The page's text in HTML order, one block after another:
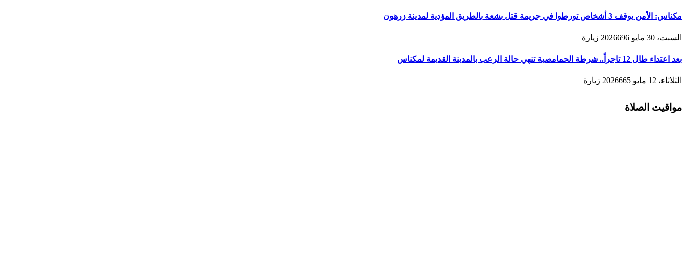
مكناس: الأمن يوقف 3 أشخاص تورطوا في جريمة قتل بشعة بالطريق المؤدية لمدينة زرهون
السبت، 30 مايو 2026 696 زيارة
بعد اعتداء طال 12 تاجراً.. شرطة الحمامصية تنهي حالة الرعب بالمدينة القديمة لمكناس
الثلاثاء، 12 مايو 2026 665 زيارة
مواقيت الصلاة